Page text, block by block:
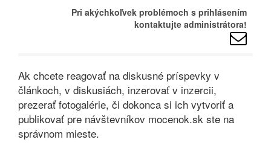
Pri akýchkoľvek problémoch s prihlásením
kontaktujte administrátora!
Ak chcete reagovať na diskusné príspevky v
článkoch, v diskusiách, inzerovať v inzercii,
prezerať fotogalérie, či dokonca si ich vytvoriť a
publikovať pre návštevníkov mocenok.sk ste na
správnom mieste.